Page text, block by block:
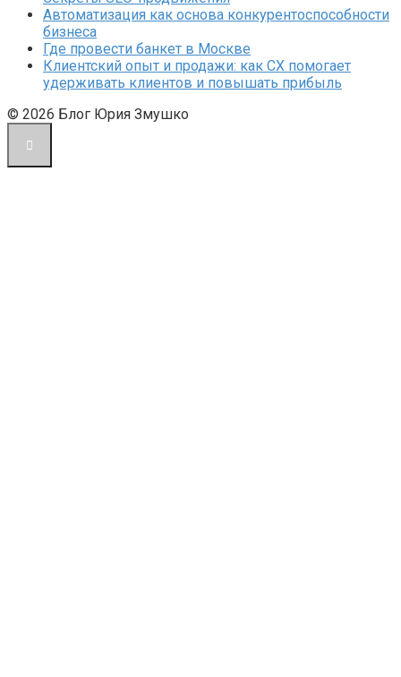
Автоматизация как основа конкурентоспособности
бизнеса
Где провести банкет в Москве
Клиентский опыт и продажи: как CX помогает
удерживать клиентов и повышать прибыль
© 2026 Блог Юрия Змушко